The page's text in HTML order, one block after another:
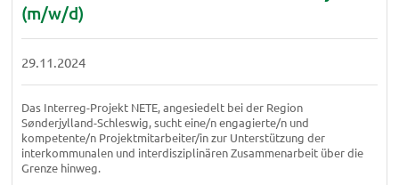
(m/w/d)
29.11.2024
Das Interreg-Projekt NETE, angesiedelt bei der Region
Sønderjylland-Schleswig, sucht eine/n engagierte/n und
kompetente/n Projektmitarbeiter/in zur Unterstützung der
interkommunalen und interdisziplinären Zusammenarbeit über die
Grenze hinweg.